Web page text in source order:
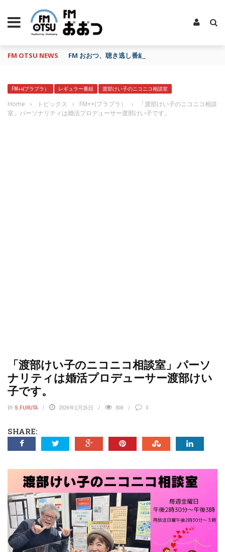
FM OTSU NEWS FM おおつ、聴き逃し番組配信サービス「shelfs」
FM++(プラプラ） レギュラー番組 渡部けい子のニコニコ相談室
Home › トピックス › FM++(プラプラ） ›
「渡部けい子のニコニコ相談
室」パーソナリティは婚活プロデューサー渡部けい子です。
「渡部けい子のニコニコ相談室」パーソ
ナリティは婚活プロデューサー渡部けい
子です。
BY S.FURUTA 2026年1月15日 809 0
SHARE: